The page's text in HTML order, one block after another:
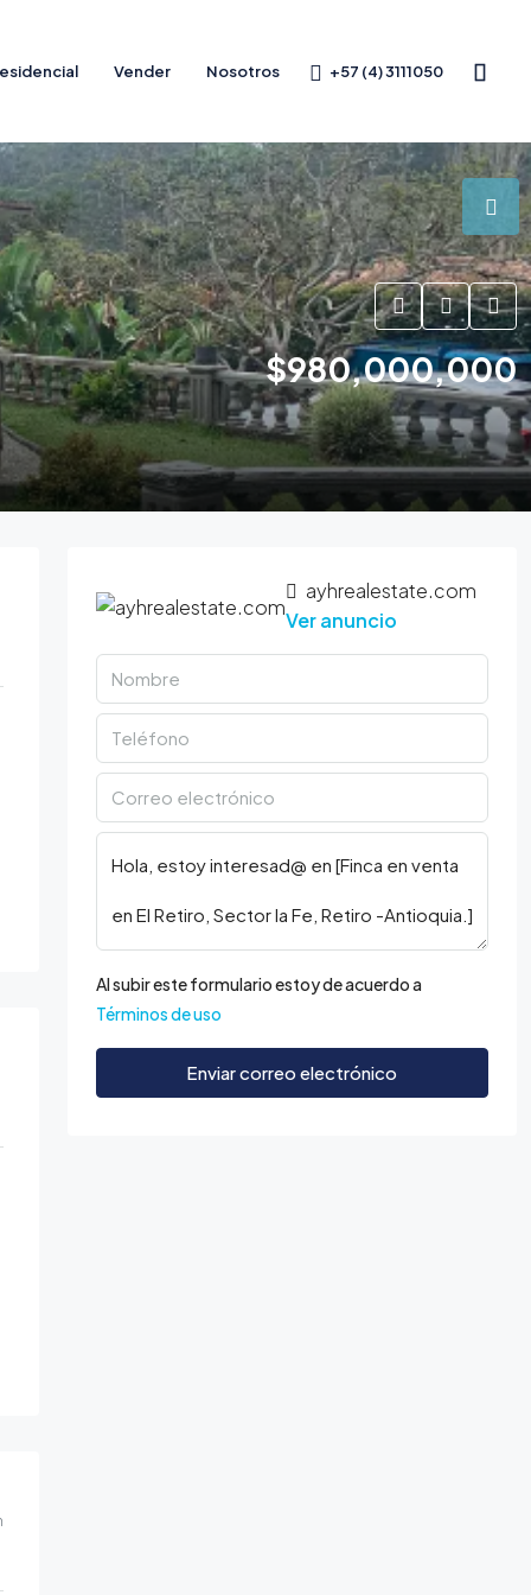
Vender Nosotros +57 (4) 3111050
$980,000,000
ayhrealestate.com
Ver anuncio
Al subir este formulario estoy de acuerdo a
Términos de uso
Enviar correo electrónico